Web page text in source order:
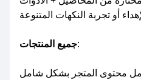
أو تجربة النكهات المتنوعة
جميع المنتجات:
محتوى المتجر بشكل شامل